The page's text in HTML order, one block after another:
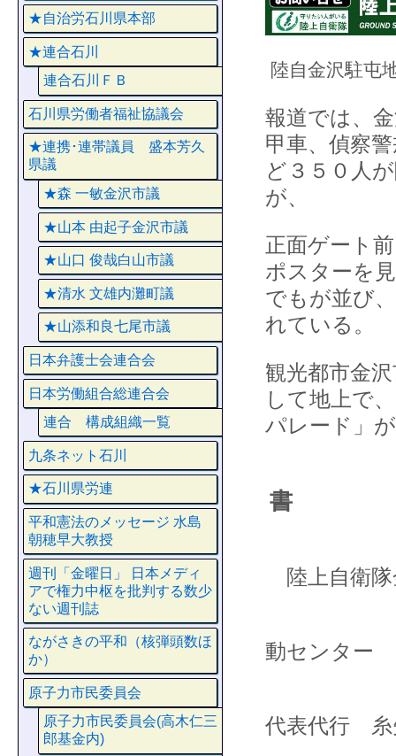
陸自金沢駐屯
報道では、
甲車、偵察
ど３５０人
が、
正面ゲート
ポスターを
でもが並び
れている。
観光都市金
して地上で
パレード」
書
陸上自衛
動センター
代表代行
★自治労石川県本部
★連合石川
連合石川ＦＢ
石川県労働者福祉協議会
★連携･連帯議員 盛本芳久
県議
★森 一敏金沢市議
★山本 由起子金沢市議
★山口 俊哉白山市議
★清水 文雄内灘町議
★山添和良七尾市議
日本弁護士会連合会
日本労働組合総連合会
連合 構成組織一覧
九条ネット石川
★石川県労連
平和憲法のメッセージ 水島
朝穂早大教授
週刊「金曜日」 日本メディ
アで権力中枢を批判する数少
ない週刊誌
ながさきの平和（核弾頭数ほ
か）
原子力市民委員会
原子力市民委員会(高木仁三
郎基金内)